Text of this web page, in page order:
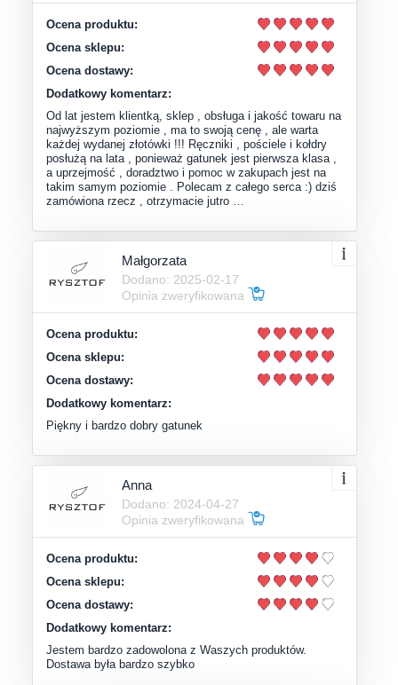
Ocena produktu:
Ocena sklepu:
Ocena dostawy:
Dodatkowy komentarz:
Od lat jestem klientką, sklep , obsługa i jakość towaru na
najwyższym poziomie , ma to swoją cenę , ale warta
każdej wydanej złotówki !!! Ręczniki , pościele i kołdry
posłużą na lata , ponieważ gatunek jest pierwsza klasa ,
a uprzejmość , doradztwo i pomoc w zakupach jest na
takim samym poziomie . Polecam z całego serca :) dziś
zamówiona rzecz , otrzymacie jutro …
Małgorzata
Dodano: 2025-02-17
Opinia zweryfikowana
Ocena produktu:
Ocena sklepu:
Ocena dostawy:
Dodatkowy komentarz:
Piękny i bardzo dobry gatunek
Anna
Dodano: 2024-04-27
Opinia zweryfikowana
Ocena produktu:
Ocena sklepu:
Ocena dostawy:
Dodatkowy komentarz:
Jestem bardzo zadowolona z Waszych produktów.
Dostawa była bardzo szybko